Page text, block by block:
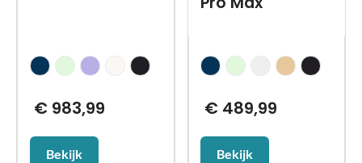
€983,99
Bekijk
€ 489,99
Bekijk